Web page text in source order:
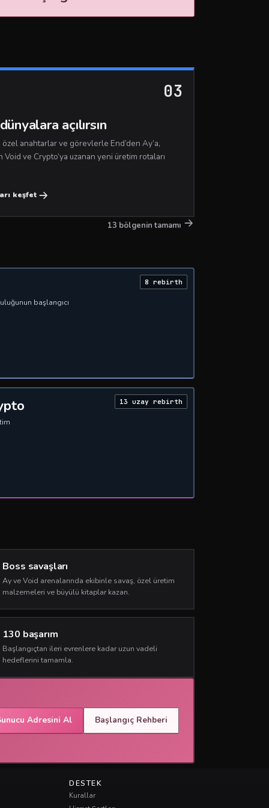
03
açılırsın
anahtarlar ve görevlerle End’den Ay’a,
Void ve Crypto’ya uzanan yeni üretim rotaları
keşfet
13 bölgenin tamamı
8 rebirth
başlangıcı
13 uzay rebirth
Boss savaşları
Ay ve Void arenalarında ekibinle savaş, özel üretim
malzemeleri ve büyülü kitaplar kazan.
130 başarım
Başlangıçtan ileri evrenlere kadar uzun vadeli
hedeflerini tamamla.
Adresini Al Başlangıç Rehberi
DESTEK
Kurallar